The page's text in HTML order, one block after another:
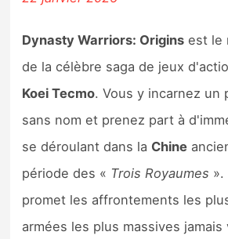
Dynasty Warriors: Origins est le
de la célèbre saga de jeux
Koei Tecmo. Vous y incarnez un
sans nom et prenez part à
se déroulant dans la Chine
période des « Trois Royaumes ».
promet les affrontements les
armées les plus massives jamais